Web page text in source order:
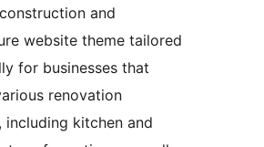
and
website theme tailored
for businesses that
renovation
including kitchen and